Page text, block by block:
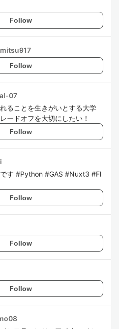
Follow
Follow
07
ることを生きがいとする大学
ードオフを大切にしたい！
Follow
す #Python #GAS #Nuxt3 #Fl
Follow
Follow
Follow